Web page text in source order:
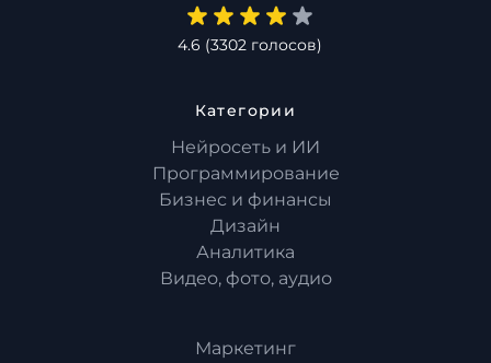
4.6 (3302 голосов)
Категории
Нейросеть и ИИ
Программирование
Бизнес и финансы
Дизайн
Аналитика
Видео, фото, аудио
Маркетинг